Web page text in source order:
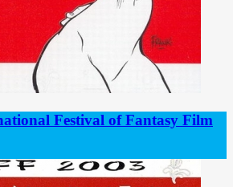
Festival of Fantasy Film